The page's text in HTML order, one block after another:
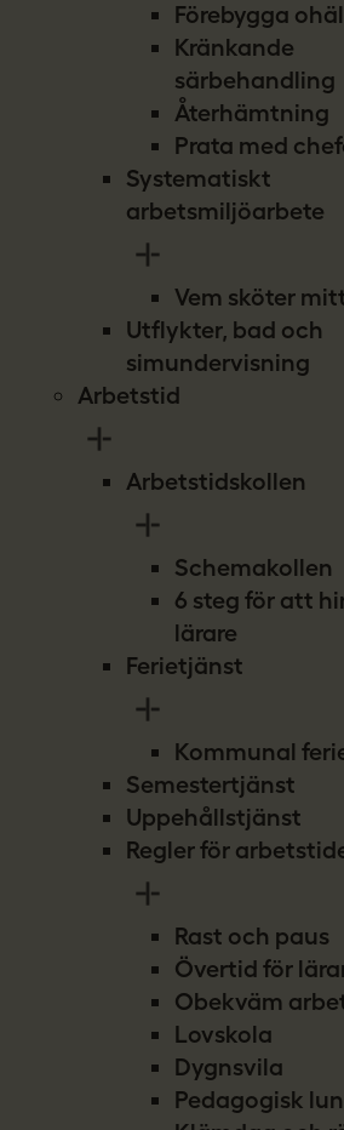
Förebygga
Kränkande
särbehandling
Återhämtning
Prata med
Systematiskt
arbetsmiljöarbete
Vem sköter
Utflykter, bad och
simundervisning
Arbetstid
Arbetstidskollen
Schemakollen
6 steg för att
lärare
Ferietjänst
Kommunal
Semestertjänst
Uppehållstjänst
Regler för
Rast och paus
Övertid för
Obekväm
Lovskola
Dygnsvila
Pedagogisk